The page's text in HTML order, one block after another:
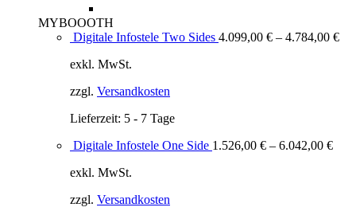
MYBOOOTH
Digitale Infostele Two Sides 4.099,00 € – 4.784,00 €
exkl. MwSt.
zzgl. Versandkosten
Lieferzeit: 5 - 7 Tage
Digitale Infostele One Side 1.526,00 € – 6.042,00 €
exkl. MwSt.
zzgl. Versandkosten